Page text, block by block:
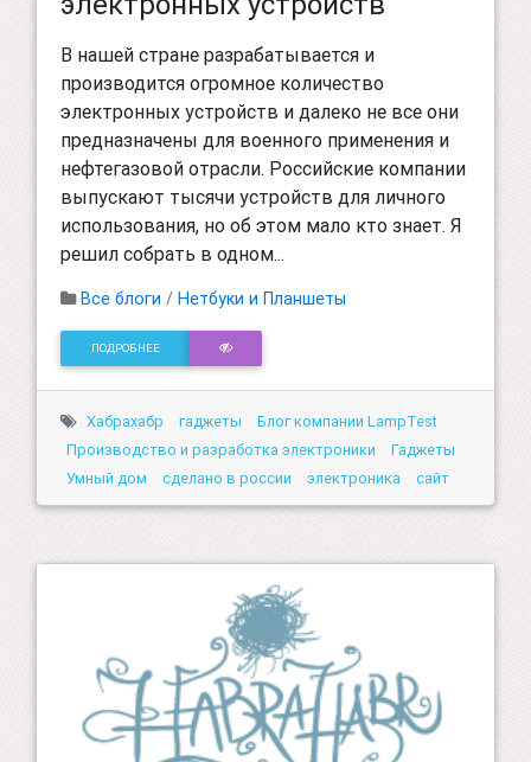
В нашей стране разрабатывается и
производится огромное количество
электронных устройств и далеко не все они
предназначены для военного применения и
нефтегазовой отрасли. Российские компании
выпускают тысячи устройств для личного
использования, но об этом мало кто знает. Я
решил собрать в одном...
Все блоги / Нетбуки и Планшеты
ПОДРОБНЕЕ
Хабрахабр гаджеты
Блог компании LampTest
Производство и разработка электроники
Гаджеты
Умный дом
сделано в россии электроника сайт